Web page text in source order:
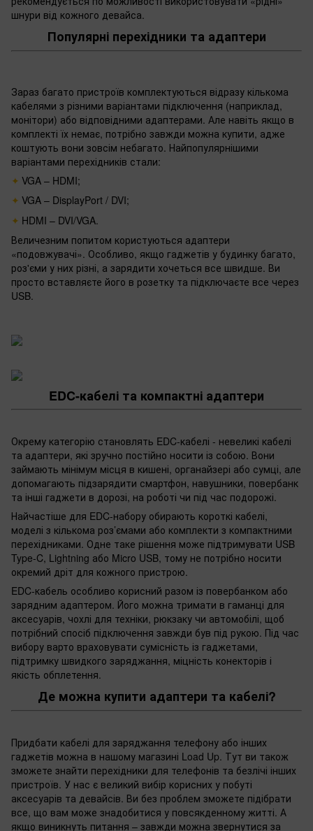
шнури від кожного девайса.
Популярні перехідники та адаптери
Зараз багато пристроїв комплектуються відразу кількома
кабелями з різними варіантами підключення (наприклад,
монітори) або відповідними адаптерами. Але навіть якщо в
комплекті їх немає, потрібно завжди можна купити, адже
коштують вони зовсім небагато. Найпопулярнішими
варіантами перехідників стали:
VGA – HDMI;
VGA – DisplayPort / DVI;
HDMI – DVI/VGA.
Величезним попитом користуються адаптери
«подовжувачі». Особливо, якщо гаджетів у будинку багато,
роз'єми у них різні, а зарядити хочеться все швидше. Ви
просто вставляєте його в розетку та підключаєте все через
USB.
EDC-кабелі та компактні адаптери
Окрему категорію становлять EDC-кабелі - невеликі кабелі
та адаптери, які зручно постійно носити із собою. Вони
займають мінімум місця в кишені, органайзері або сумці, але
допомагають підзарядити смартфон, навушники, повербанк
та інші гаджети в дорозі, на роботі чи під час подорожі.
Найчастіше для EDC-набору обирають короткі кабелі,
моделі з кількома роз’ємами або комплекти з компактними
перехідниками. Одне таке рішення може підтримувати USB
Type-C, Lightning або Micro USB, тому не потрібно носити
окремий дріт для кожного пристрою.
EDC-кабель особливо корисний разом із повербанком або
зарядним адаптером. Його можна тримати в гаманці для
аксесуарів, чохлі для техніки, рюкзаку чи автомобілі, щоб
потрібний спосіб підключення завжди був під рукою. Під час
вибору варто враховувати сумісність із гаджетами,
підтримку швидкого заряджання, міцність конекторів і
якість обплетення.
Де можна купити адаптери та кабелі?
Придбати кабелі для заряджання телефону або інших
гаджетів можна в нашому магазині Load Up. Тут ви також
зможете знайти перехідники для телефонів та безлічі інших
пристроїв. У нас є великий вибір корисних у побуті
аксесуарів та девайсів. Ви без проблем зможете підібрати
все, що вам може знадобитися у повсякденному житті. А
якщо виникнуть питання – завжди можна звернутися за